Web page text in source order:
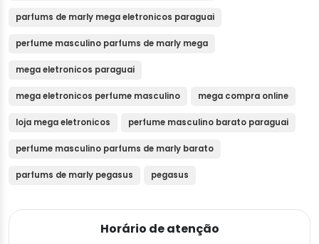
parfums de marly mega eletronicos paraguai
perfume masculino parfums de marly mega
mega eletronicos paraguai
mega eletronicos perfume masculino mega compra online
loja mega eletronicos perfume masculino barato paraguai
perfume masculino parfums de marly barato
parfums de marly pegasus pegasus
Horário de atenção